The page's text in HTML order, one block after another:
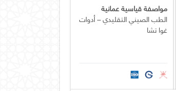
مواصفة قياسية عمانية
الطب الصيني التقليدي – أدوات
غوا تشا